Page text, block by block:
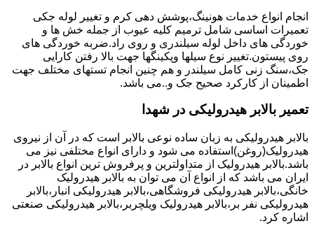
انجام انواع خدمات هونینگ،پوشش دهی کرم و تغییر لوله جکی
تعمیرات اساسی شامل ترمیم کلیه عیوب از جمله خش ها و
خوردگی های داخل لوله سیلندری و روی راد.ضربه خوردگی های
روی پیستون.تغییر نوع سیلها وپکینگها جهت بالا رفتن کارایی
جک،سنگ زنی کامل سیلندر و هم چنین انجام تستهای مختلف جهت
اطمینان از کارکرد صحیح جک و..می باشد.
تعمیر بالابر هیدرولیکی در شهدا
بالابر هیدرولیکی به زبان ساده نوعی بالابر است که در آن از نیروی
هیدرولیک(روغن)استفاده می شود و دارای انواع مختلفی نیز می
باشد.بالابر هیدرولیک از متداولترین و پرفروش ترین انواع بالابر در
ایران می باشد که از انواع آن می توان به بالابر هیدرولیک
خانگی،بالابر هیدرولیکی فروشگاهی،بالابر هیدرولیکی انبار،بالابر
هیدرولیکی نفر بر،بالابر هیدرولیک ویلچربر،بالابر هیدرولیکی صنعتی
اشاره کرد.